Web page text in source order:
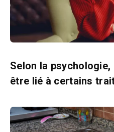
Selon la
être lié à certains